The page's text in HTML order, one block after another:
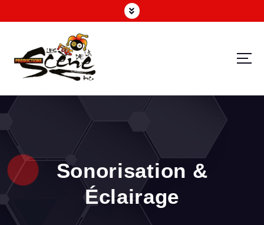
Un service professionnel et personnalisé pour l’organisation de vos événements
Sonorisation &
Éclairage